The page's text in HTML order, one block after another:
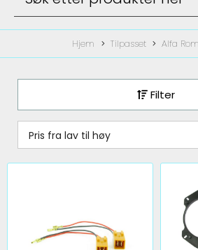
Hjem Tilpasset Alfa
Filter
Pris fra lav til høy